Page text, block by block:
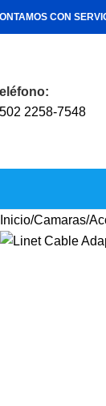
CON
2258-7548
Inicio Camaras